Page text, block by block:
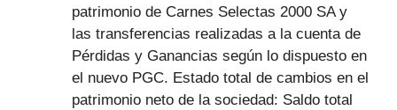
patrimonio de Carnes Selectas 2000 SA y
las transferencias realizadas a la cuenta de
Pérdidas y Ganancias según lo dispuesto en
el nuevo PGC. Estado total de cambios en el
patrimonio neto de la sociedad: Saldo total